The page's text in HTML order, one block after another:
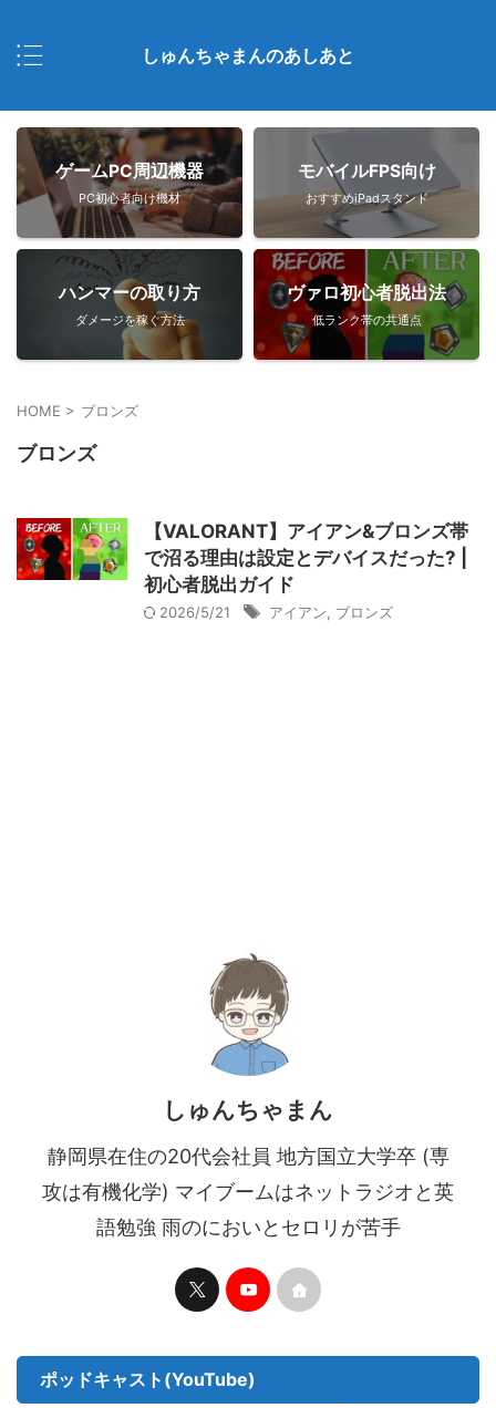
しゅんちゃまんのあしあと
ゲームPC周辺機器
PC初心者向け機材
モバイルFPS向け
おすすめiPadスタンド
ハンマーの取り方
ダメージを稼ぐ方法
ヴァロ初心者脱出法
低ランク帯の共通点
HOME > ブロンズ
ブロンズ
【VALORANT】アイアン&ブロンズ帯
で沼る理由は設定とデバイスだった? |
初心者脱出ガイド
2026/5/21 アイアン ブロンズ
しゅんちゃまん
静岡県在住の20代会社員 地方国立大学卒 (専
攻は有機化学) マイブームはネットラジオと英
語勉強 雨のにおいとセロリが苦手
ポッドキャスト(YouTube)